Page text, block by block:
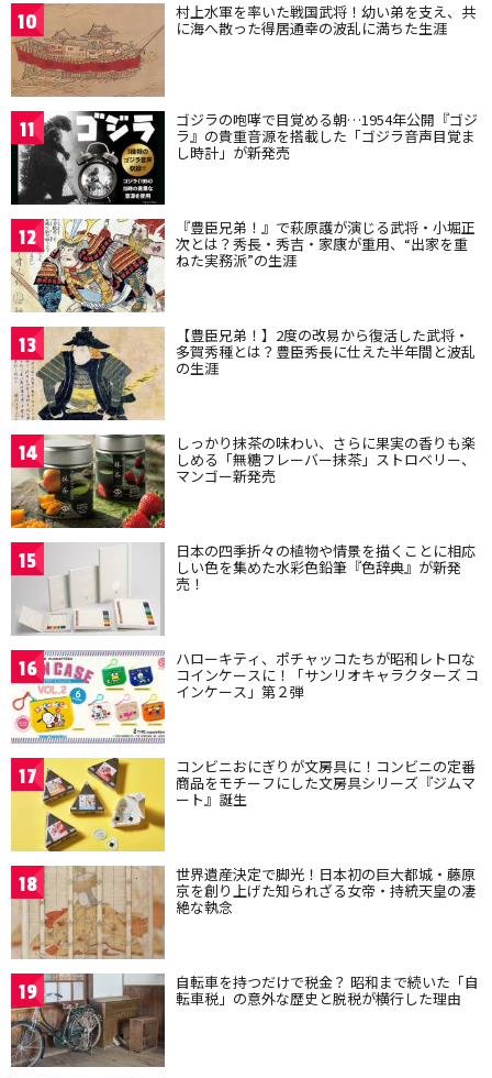
10 村上水軍を率いた戦国武将！幼い弟を支え、共
に海へ散った得居通幸の波乱に満ちた生涯
11 ゴジラの咆哮で目覚める朝…1954年公開『ゴジ
ラ』の貴重音源を搭載した「ゴジラ音声目覚ま
し時計」が新発売
12 『豊臣兄弟！』で萩原護が演じる武将・小堀正
次とは？秀長・秀吉・家康が重用、“出家を重
ねた実務派”の生涯
13 【豊臣兄弟！】2度の改易から復活した武将・
多賀秀種とは？豊臣秀長に仕えた半年間と波乱
の生涯
14 しっかり抹茶の味わい、さらに果実の香りも楽
しめる「無糖フレーバー抹茶」ストロベリー、
マンゴー新発売
15 日本の四季折々の植物や情景を描くことに相応
しい色を集めた水彩色鉛筆『色辞典』が新発
売！
16 ハローキティ、ポチャッコたちが昭和レトロな
コインケースに！「サンリオキャラクターズ コ
インケース」第２弾
17 コンビニおにぎりが文房具に！コンビニの定番
商品をモチーフにした文房具シリーズ『ジムマ
ート』誕生
18 世界遺産決定で脚光！日本初の巨大都城・藤原
京を創り上げた知られざる女帝・持統天皇の凄
絶な執念
19 自転車を持つだけで税金？ 昭和まで続いた「自
転車税」の意外な歴史と脱税が横行した理由